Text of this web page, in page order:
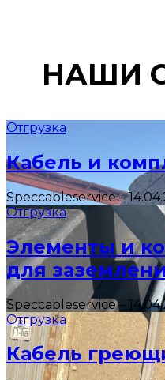
НАШИ
Отгрузка
Кабель и
Speccableservice–
Отгрузка
Элементы и
для
Speccableservice–
Отгрузка
Кабель